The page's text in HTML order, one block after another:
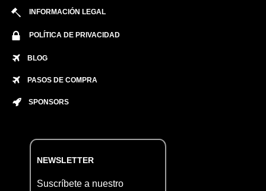
INFORMACIÓN LEGAL
POLÍTICA DE PRIVACIDAD
BLOG
PASOS DE COMPRA
SPONSORS
NEWSLETTER
Suscríbete a nuestro